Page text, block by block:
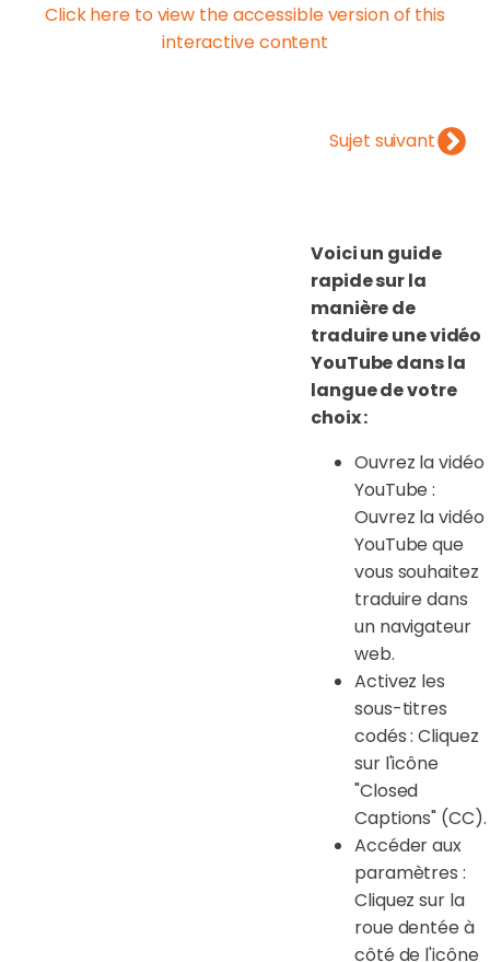
Click here to view the accessible version of this
interactive content
Sujet suivant
Voici un guide
rapide sur la
manière de
traduire une vidéo
YouTube dans la
langue de votre
choix :
Ouvrez la vidéo
YouTube :
Ouvrez la vidéo
YouTube que
vous souhaitez
traduire dans
un navigateur
web.
Activez les
sous-titres
codés : Cliquez
sur l'icône
"Closed
Captions" (CC).
Accéder aux
paramètres :
Cliquez sur la
roue dentée à
côté de l'icône